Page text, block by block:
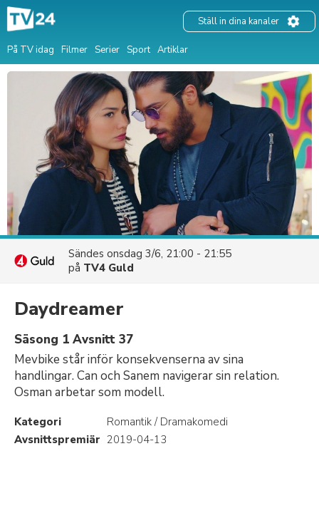
På TV idag Filmer Serier Sport Artiklar
Ställ in dina kanaler
Sändes onsdag 3/6, 21:00 - 21:55
på TV4 Guld
Daydreamer
Säsong 1 Avsnitt 37
Mevbike står inför konsekvenserna av sina
handlingar. Can och Sanem navigerar sin relation.
Osman arbetar som modell.
Kategori
Romantik / Dramakomedi
Avsnittspremiär 2019-04-13